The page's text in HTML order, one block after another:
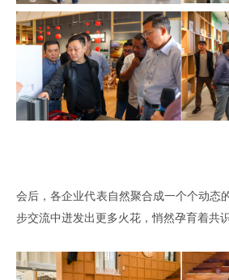
会后 ，各企业代表自然聚合成一个个动态
步交流中迸发出更多火花 ，悄然孕育着共